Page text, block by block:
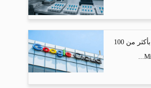
جوجل كلاود تستثمر بأكثر من 100